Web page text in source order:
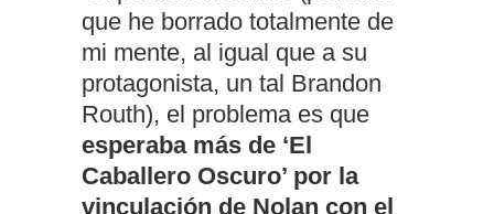
que he borrado totalmente de
mi mente, al igual que a su
protagonista, un tal Brandon
Routh), el problema es que
esperaba más de ‘El
Caballero Oscuro’ por la
vinculación de Nolan con el